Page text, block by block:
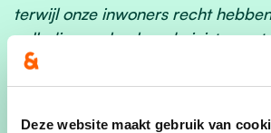
Deze website maakt gebruik van
terwijl onze inwoners recht
volledige verhaal en de juiste
Het schuldbedrag zelf dient ook